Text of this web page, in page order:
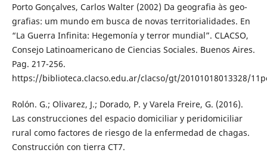
Porto Gonçalves, Carlos Walter (2002) Da geografia às geo-
grafias: um mundo em busca de novas territorialidades. En
“La Guerra Infinita: Hegemonía y terror mundial”. CLACSO,
Consejo Latinoamericano de Ciencias Sociales. Buenos Aires.
Pag. 217-256.
https://biblioteca.clacso.edu.ar/clacso/gt/20101018013328/
Rolón. G.; Olivarez, J.; Dorado, P. y Varela Freire, G. (2016).
Las construcciones del espacio domiciliar y peridomiciliar
rural como factores de riesgo de la enfermedad de chagas.
Construcción con tierra CT7.